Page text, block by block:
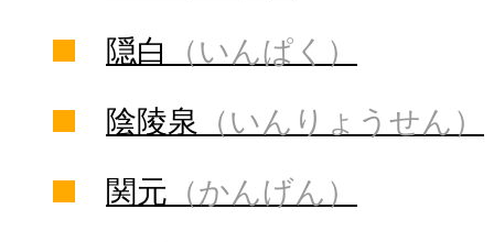
隠白
（いんぱく）
陰陵泉 （いんりょうせん）
関元 （かんげん）